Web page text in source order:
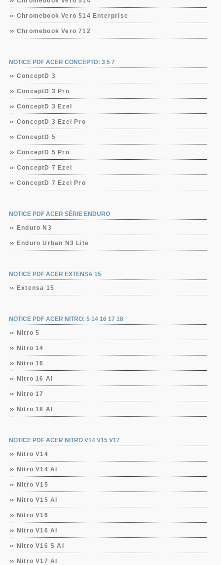
Chromebook Vero 514 Enterprise
Chromebook Vero 712
NOTICE PDF ACER CONCEPTD: 3 5 7
ConceptD 3
ConceptD 3 Pro
ConceptD 3 Ezel
ConceptD 3 Ezel Pro
ConceptD 5
ConceptD 5 Pro
ConceptD 7 Ezel
ConceptD 7 Ezel Pro
NOTICE PDF ACER SÉRIE ENDURO
Enduro N3
Enduro Urban N3 Lite
NOTICE PDF ACER EXTENSA 15
Extensa 15
NOTICE PDF ACER NITRO: 5 14 16 17 18
Nitro 5
Nitro 14
Nitro 16
Nitro 16 AI
Nitro 17
Nitro 18 AI
NOTICE PDF ACER NITRO V14 V15 V17
Nitro V14
Nitro V14 AI
Nitro V15
Nitro V15 AI
Nitro V16
Nitro V16 AI
Nitro V16 S AI
Nitro V17 AI